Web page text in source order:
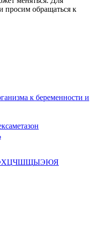
просим обращаться к
к беременности и
ХЦЧШЩЫЭЮЯ